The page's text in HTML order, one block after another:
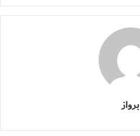
برواز